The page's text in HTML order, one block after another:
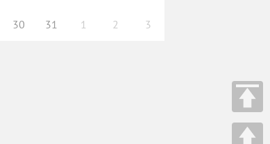
30 31 1 2 3